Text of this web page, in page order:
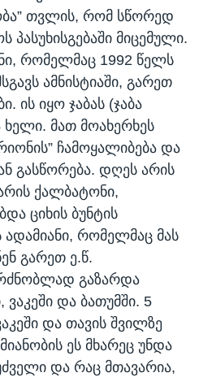
თვლის, რომ სწორედ
პასუხისგებაში მიცემული.
რომელმაც 1992 წელს
ამნისტიაში, გარეთ
ის იყო ჯაბას (ჯაბა
ხელი. მათ მოახერხეს
ჩამოყალიბება და
გასწორება. დღეს არის
ქალბატონი,
ციხის ბუნტის
ადამიანი, რომელმაც მას
გარეთ ე.წ.
გაზარდა
ვაკეში და ბათუმში. 5
და თავის შვილზე
ეს მხარეც უნდა
და რაც მთავარია,